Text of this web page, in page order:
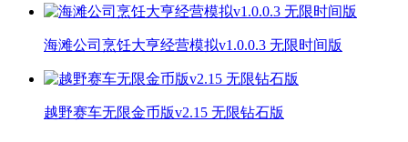
海滩公司烹饪大亨经营模拟v1.0.0.3 无限时间版
越野赛车无限金币版v2.15 无限钻石版